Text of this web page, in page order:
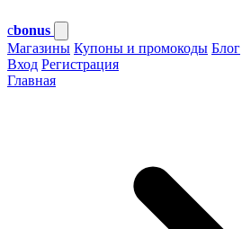
cbonus
Магазины Купоны и промокоды Блог
Вход Регистрация
Главная